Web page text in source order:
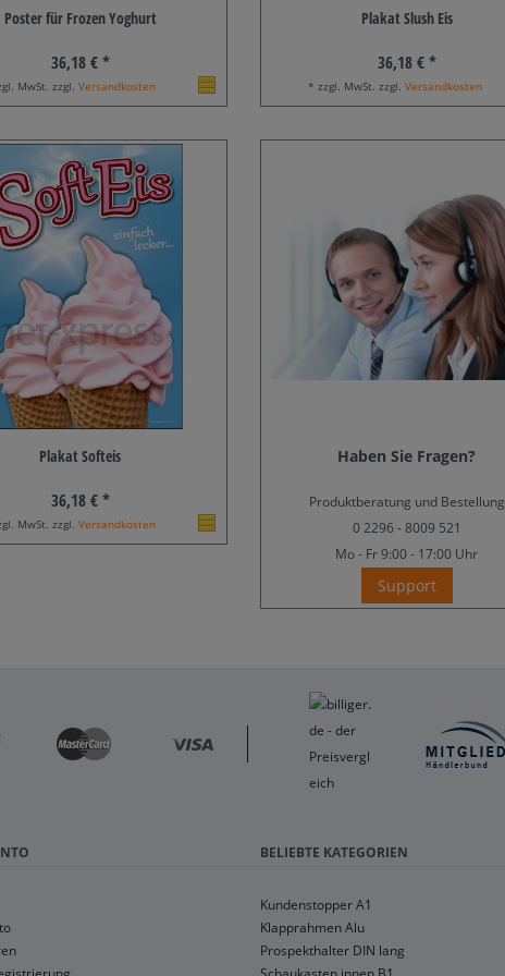
Poster für Frozen Yoghurt
36,18 € *
MwSt. zzgl. Versandkosten
Plakat Slush Eis
36,18 € *
* zzgl. MwSt. zzgl. Versandkosten
Plakat Softeis
36,18 € *
MwSt. zzgl. Versandkosten
Haben Sie Fragen?
Produktberatung und Bestellung
0 2296 - 8009 521
Mo - Fr 9:00 - 17:00 Uhr
Support
BELIEBTE KATEGORIEN
Kundenstopper A1
Klapprahmen Alu
Prospekthalter DIN lang